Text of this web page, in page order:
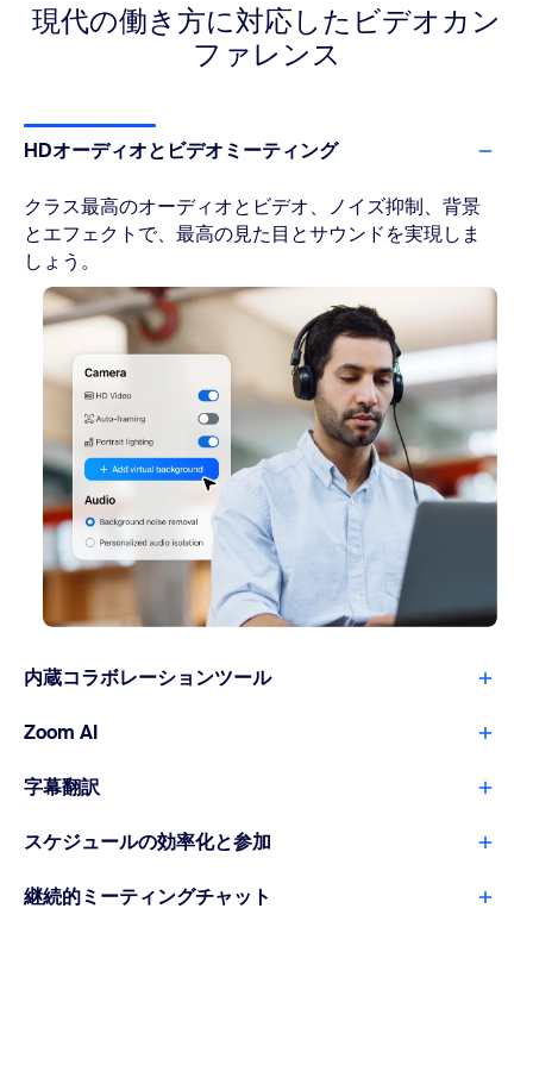
現代の働き方に対応した ビデオカン
ファレンス
HDオーディオとビデオミーティング
クラス最高のオーディオとビデオ、ノイズ抑制、背景
とエフェクトで、最高の見た目とサウンドを実現しま
しょう。
内蔵コラボレーションツール
Zoom AI
字幕翻訳
スケジュールの効率化と参加
継続的ミーティングチャット